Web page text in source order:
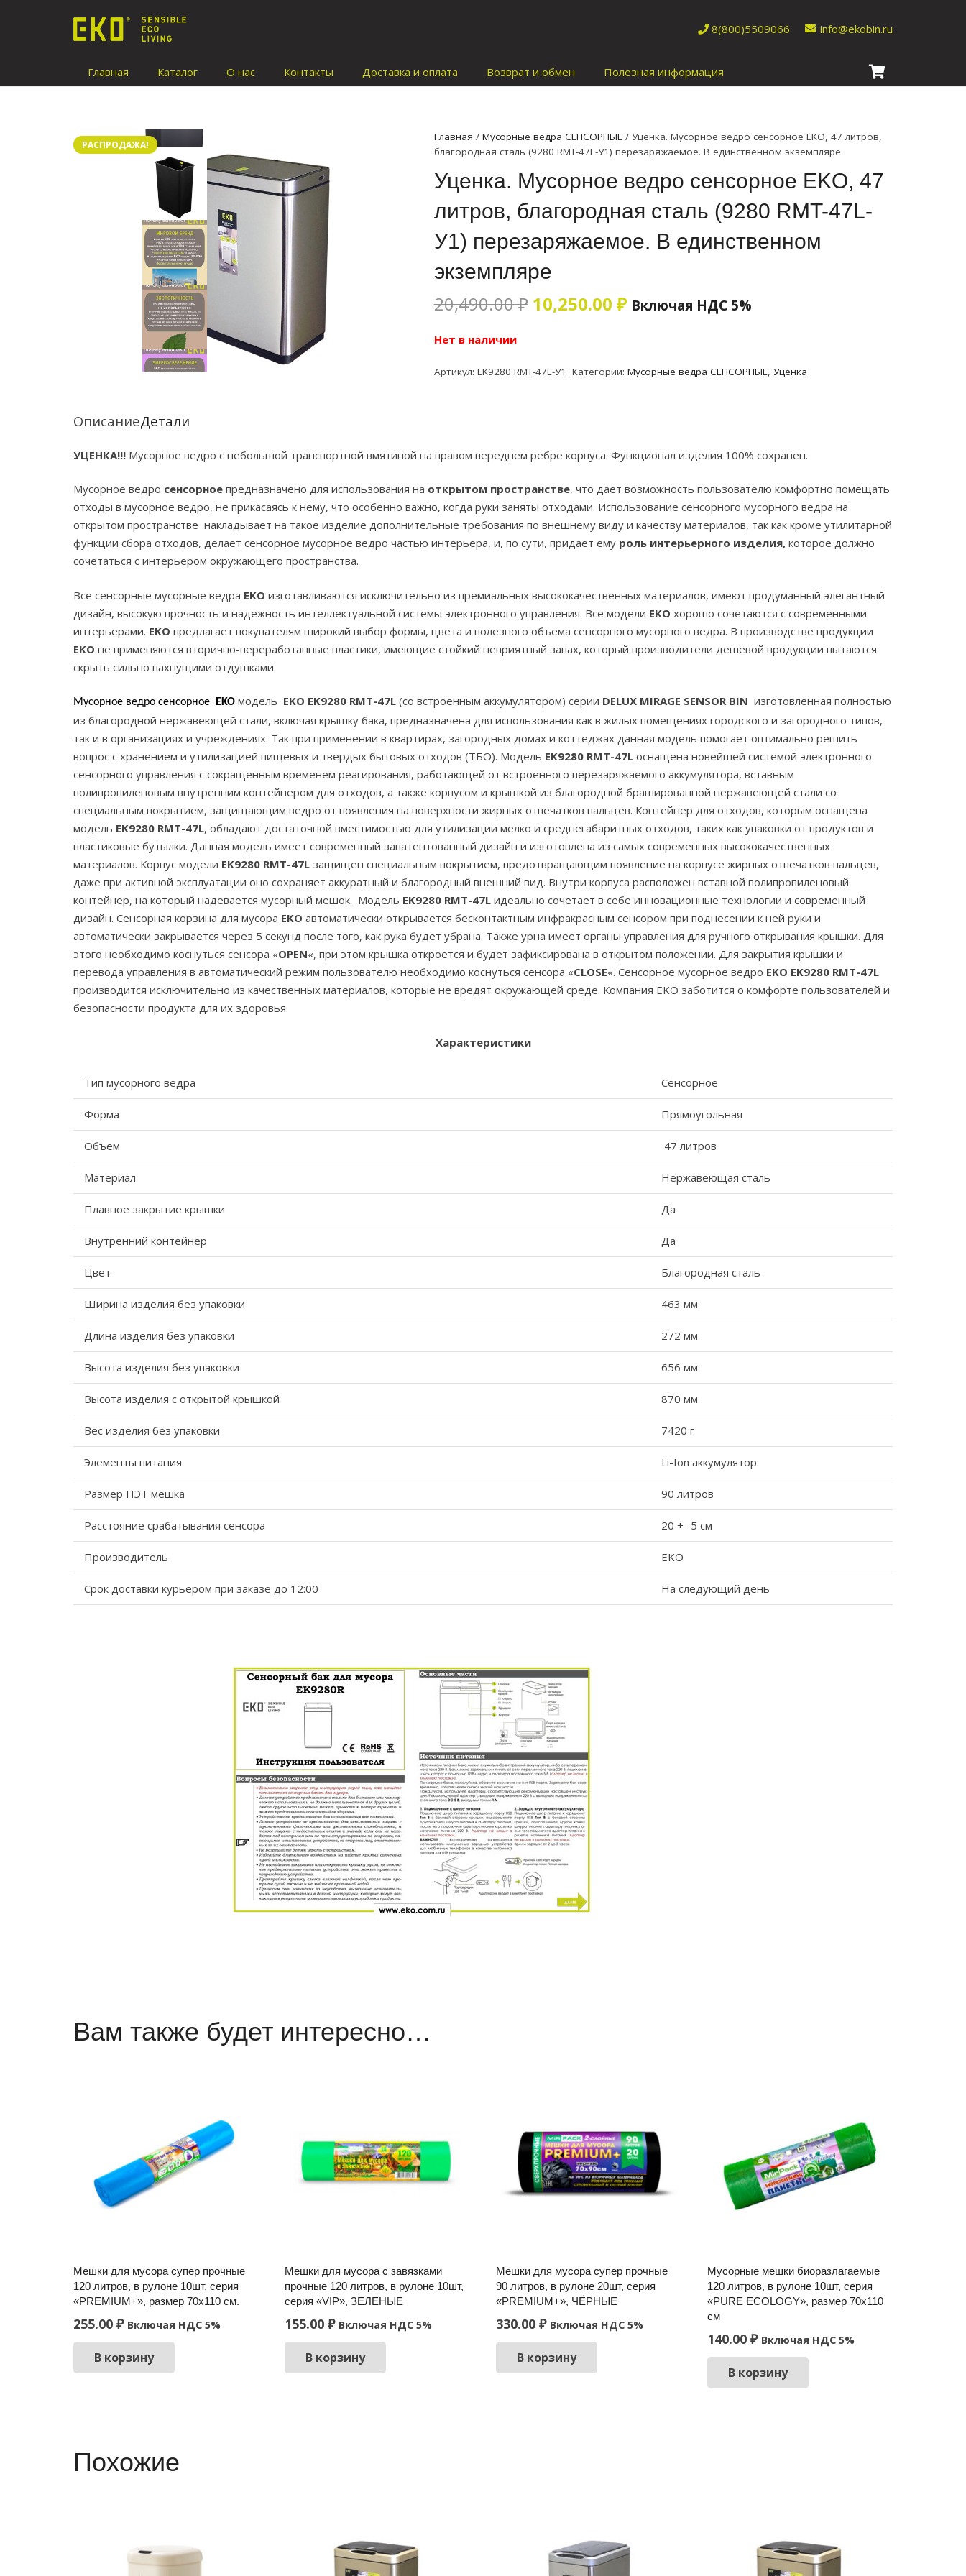
8(800)5509066 info@ekobin.ru
Главная Каталог О нас Контакты Доставка и оплата Возврат и обмен Полезная информация
РАСПРОДАЖА!
Главная / Мусорные ведра СЕНСОРНЫЕ/ Уценка. Мусорное ведро сенсорное EKO, 47 литров,
благородная сталь (9280 RMT-47L-У1) перезаряжаемое. В единственном экземпляре
Уценка. Мусорное ведро сенсорное EKO, 47
литров, благородная сталь (9280 RMT-47L-
У1) перезаряжаемое. В единственном
экземпляре
20,490.00₽ Первоначальная
10,250.00 ₽Текущая
Включая НДС 5%
Нет в наличии
Артикул: EK9280 RMT-47L-У1 Категории:Мусорные ведра СЕНСОРНЫЕ,Уценка
ОписаниеДетали
УЦЕНКА!!! Мусорное ведро с небольшой транспортной вмятиной на правом переднем ребре корпуса. Функционал изделия 100% сохранен.
Мусорное ведро сенсорное предназначено для использования на открытом пространстве, что дает возможность пользователю комфортно помещать
отходы в мусорное ведро, не прикасаясь к нему, что особенно важно, когда руки заняты отходами. Использование сенсорного мусорного ведра на
открытом пространстве накладывает на такое изделие дополнительные требования по внешнему виду и качеству материалов, так как кроме утилитарной
функции сбора отходов, делает сенсорное мусорное ведро частью интерьера, и, по сути, придает ему роль интерьерного изделия, которое должно
сочетаться с интерьером окружающего пространства.
Все сенсорные мусорные ведра EKO изготавливаются исключительно из премиальных высококачественных материалов, имеют продуманный элегантный
дизайн, высокую прочность и надежность интеллектуальной системы электронного управления. Все модели EKO хорошо сочетаются с современными
интерьерами. EKO предлагает покупателям широкий выбор формы, цвета и полезного объема сенсорного мусорного ведра. В производстве продукции
EKO не применяются вторично-переработанные пластики, имеющие стойкий неприятный запах, который производители дешевой продукции пытаются
скрыть сильно пахнущими отдушками.
Мусорное ведро сенсорное EKO модель EKO EK9280 RMT-47L (со встроенным аккумулятором) серии DELUX MIRAGE SENSOR BIN изготовленная полностью
из благородной нержавеющей стали, включая крышку бака, предназначена для использования как в жилых помещениях городского и загородного типов,
так и в организациях и учреждениях. Так при применении в квартирах, загородных домах и коттеджах данная модель помогает оптимально решить
вопрос с хранением и утилизацией пищевых и твердых бытовых отходов (ТБО). Модель EK9280 RMT-47L оснащена новейшей системой электронного
сенсорного управления с сокращенным временем реагирования, работающей от встроенного перезаряжаемого аккумулятора, вставным
полипропиленовым внутренним контейнером для отходов, а также корпусом и крышкой из благородной брашированной нержавеющей стали со
специальным покрытием, защищающим ведро от появления на поверхности жирных отпечатков пальцев. Контейнер для отходов, которым оснащена
модель EK9280 RMT-47L, обладают достаточной вместимостью для утилизации мелко и среднегабаритных отходов, таких как упаковки от продуктов и
пластиковые бутылки. Данная модель имеет современный запатентованный дизайн и изготовлена из самых современных высококачественных
материалов. Корпус модели EK9280 RMT-47L защищен специальным покрытием, предотвращающим появление на корпусе жирных отпечатков пальцев,
даже при активной эксплуатации оно сохраняет аккуратный и благородный внешний вид. Внутри корпуса расположен вставной полипропиленовый
контейнер, на который надевается мусорный мешок. Модель EK9280 RMT-47L идеально сочетает в себе инновационные технологии и современный
дизайн. Сенсорная корзина для мусора EKO автоматически открывается бесконтактным инфракрасным сенсором при поднесении к ней руки и
автоматически закрывается через 5 секунд после того, как рука будет убрана. Также урна имеет органы управления для ручного открывания крышки. Для
этого необходимо коснуться сенсора «OPEN«, при этом крышка откроется и будет зафиксирована в открытом положении. Для закрытия крышки и
перевода управления в автоматический режим пользователю необходимо коснуться сенсора «CLOSE«. Сенсорное мусорное ведро EKO EK9280 RMT-47L
производится исключительно из качественных материалов, которые не вредят окружающей среде. Компания EKO заботится о комфорте пользователей и
безопасности продукта для их здоровья.
Характеристики
Тип мусорного ведра Сенсорное
Форма Прямоугольная
Объем 47 литров
Материал Нержавеющая сталь
Плавное закрытие крышки Да
Внутренний контейнер Да
Цвет Благородная сталь
Ширина изделия без упаковки 463 мм
Длина изделия без упаковки 272 мм
Высота изделия без упаковки 656 мм
Высота изделия с открытой крышкой 870 мм
Вес изделия без упаковки 7420 г
Элементы питания Li-Ion аккумулятор
Размер ПЭТ мешка 90 литров
Расстояние срабатывания сенсора 20 +- 5 см
Производитель EKO
Срок доставки курьером при заказе до 12:00 На следующий день
Вам также будет интересно…
Мешки для мусора супер прочные
120 литров, в рулоне 10шт, серия
«PREMIUM+», размер 70х110 см.
255.00 ₽ Включая НДС 5%
В корзину
Мешки для мусора с завязками
прочные 120 литров, в рулоне 10шт,
серия «VIP», ЗЕЛЕНЫЕ
155.00 ₽ Включая НДС 5%
В корзину
Мешки для мусора супер прочные
90 литров, в рулоне 20шт, серия
«PREMIUM+», ЧЁРНЫЕ
330.00 ₽ Включая НДС 5%
В корзину
Мусорные мешки биоразлагаемые
120 литров, в рулоне 10шт, серия
«PURE ECOLOGY», размер 70х110
см
140.00 ₽ Включая НДС 5%
В корзину
Похожие